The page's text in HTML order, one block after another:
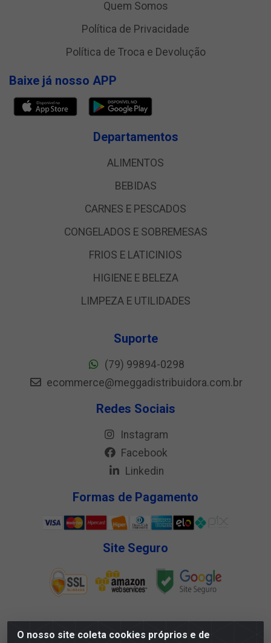
O nosso site coleta cookies próprios e de
Quem Somos
Política de Privacidade
Política de Troca e Devolução
Baixe já nosso APP
Departamentos
ALIMENTOS
BEBIDAS
CARNES E PESCADOS
CONGELADOS E SOBREMESAS
FRIOS E LATICINIOS
HIGIENE E BELEZA
LIMPEZA E UTILIDADES
Suporte
(79) 99894-0298
ecommerce@meggadistribuidora.com.br
Redes Sociais
Instagram
Facebook
Linkedin
Formas de Pagamento
Site Seguro